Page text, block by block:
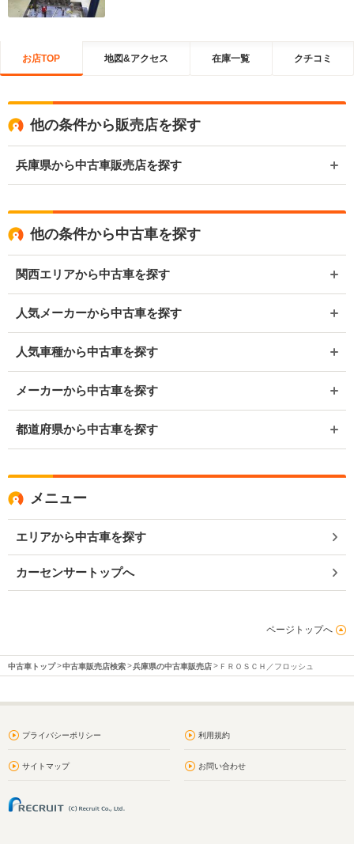
お店TOP 地図&アクセス 在庫一覧 クチコミ
他の条件から販売店を探す
兵庫県から中古車販売店を探す
他の条件から中古車を探す
関西エリアから中古車を探す
人気メーカーから中古車を探す
人気車種から中古車を探す
メーカーから中古車を探す
都道府県から中古車を探す
メニュー
エリアから中古車を探す
カーセンサートップへ
ページトップへ
中古車トップ 中古車販売店検索 兵庫県の中古車販売店 ＦＲＯＳＣＨ／フロッシュ
プライバシーポリシー 利用規約
サイトマップ お問い合わせ